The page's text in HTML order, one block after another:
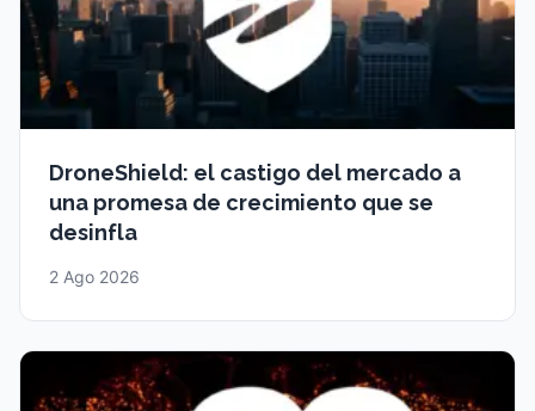
DroneShield: el castigo del mercado a
una promesa de crecimiento que se
desinfla
2 Ago 2026